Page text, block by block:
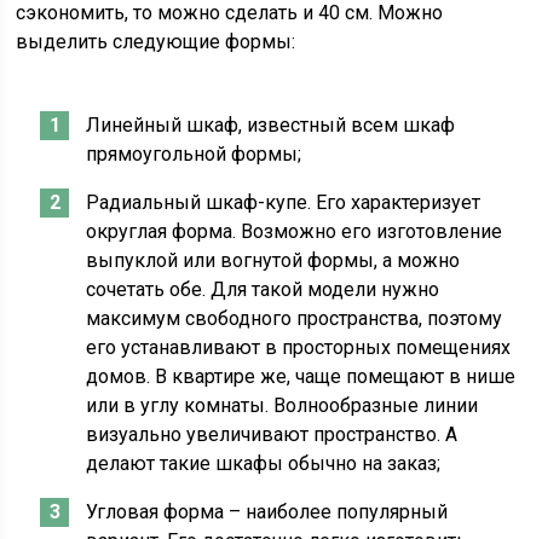
сэкономить, то можно сделать и 40 см. Можно
выделить следующие формы:
Линейный шкаф, известный всем шкаф
прямоугольной формы;
Радиальный шкаф-купе. Его характеризует
округлая форма. Возможно его изготовление
выпуклой или вогнутой формы, а можно
сочетать обе. Для такой модели нужно
максимум свободного пространства, поэтому
его устанавливают в просторных помещениях
домов. В квартире же, чаще помещают в нише
или в углу комнаты. Волнообразные линии
визуально увеличивают пространство. А
делают такие шкафы обычно на заказ;
Угловая форма – наиболее популярный